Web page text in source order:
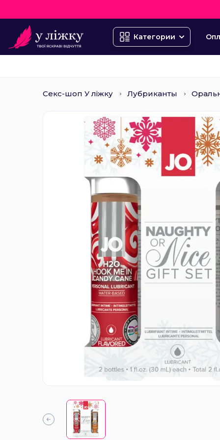
Категории
Секс-шоп У ліжку Лубриканты